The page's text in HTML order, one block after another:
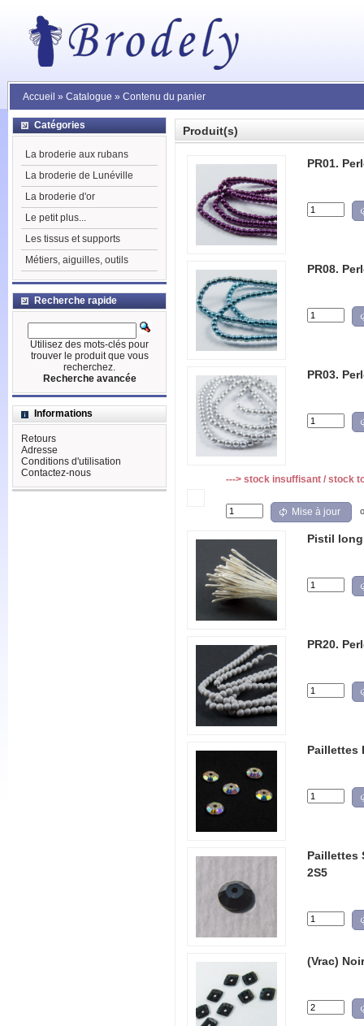
Accueil » Catalogue » Contenu du panier
Produit(s)
PR01.
PR08.
PR03.
---> stock insuffisant / stock
Mise à jour
Pistil
PR20.
Paillettes
Paillettes
2S5
(Vrac)
Catégories
La broderie aux rubans
La broderie de Lunéville
La broderie d'or
Le petit plus...
Les tissus et supports
Métiers, aiguilles, outils
Recherche rapide
Utilisez des mots-clés pour
trouver le produit que vous
recherchez.
Recherche avancée
Informations
Retours
Adresse
Conditions d'utilisation
Contactez-nous